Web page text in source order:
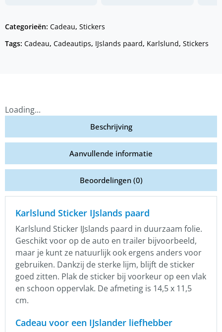
Categorieën: Cadeau, Stickers
Tags: Cadeau, Cadeautips, IJslands paard, Karlslund, Stickers
Loading...
Beschrijving
Aanvullende informatie
Beoordelingen (0)
Karlslund Sticker IJslands paard
Karlslund Sticker IJslands paard in duurzaam folie.
Geschikt voor op de auto en trailer bijvoorbeeld,
maar je kunt ze natuurlijk ook ergens anders voor
gebruiken. Dankzij de sterke lijm, blijft de sticker
goed zitten. Plak de sticker bij voorkeur op een vlak
en schoon oppervlak. De afmeting is 14,5 x 11,5
cm.
Cadeau voor een IJslander liefhebber